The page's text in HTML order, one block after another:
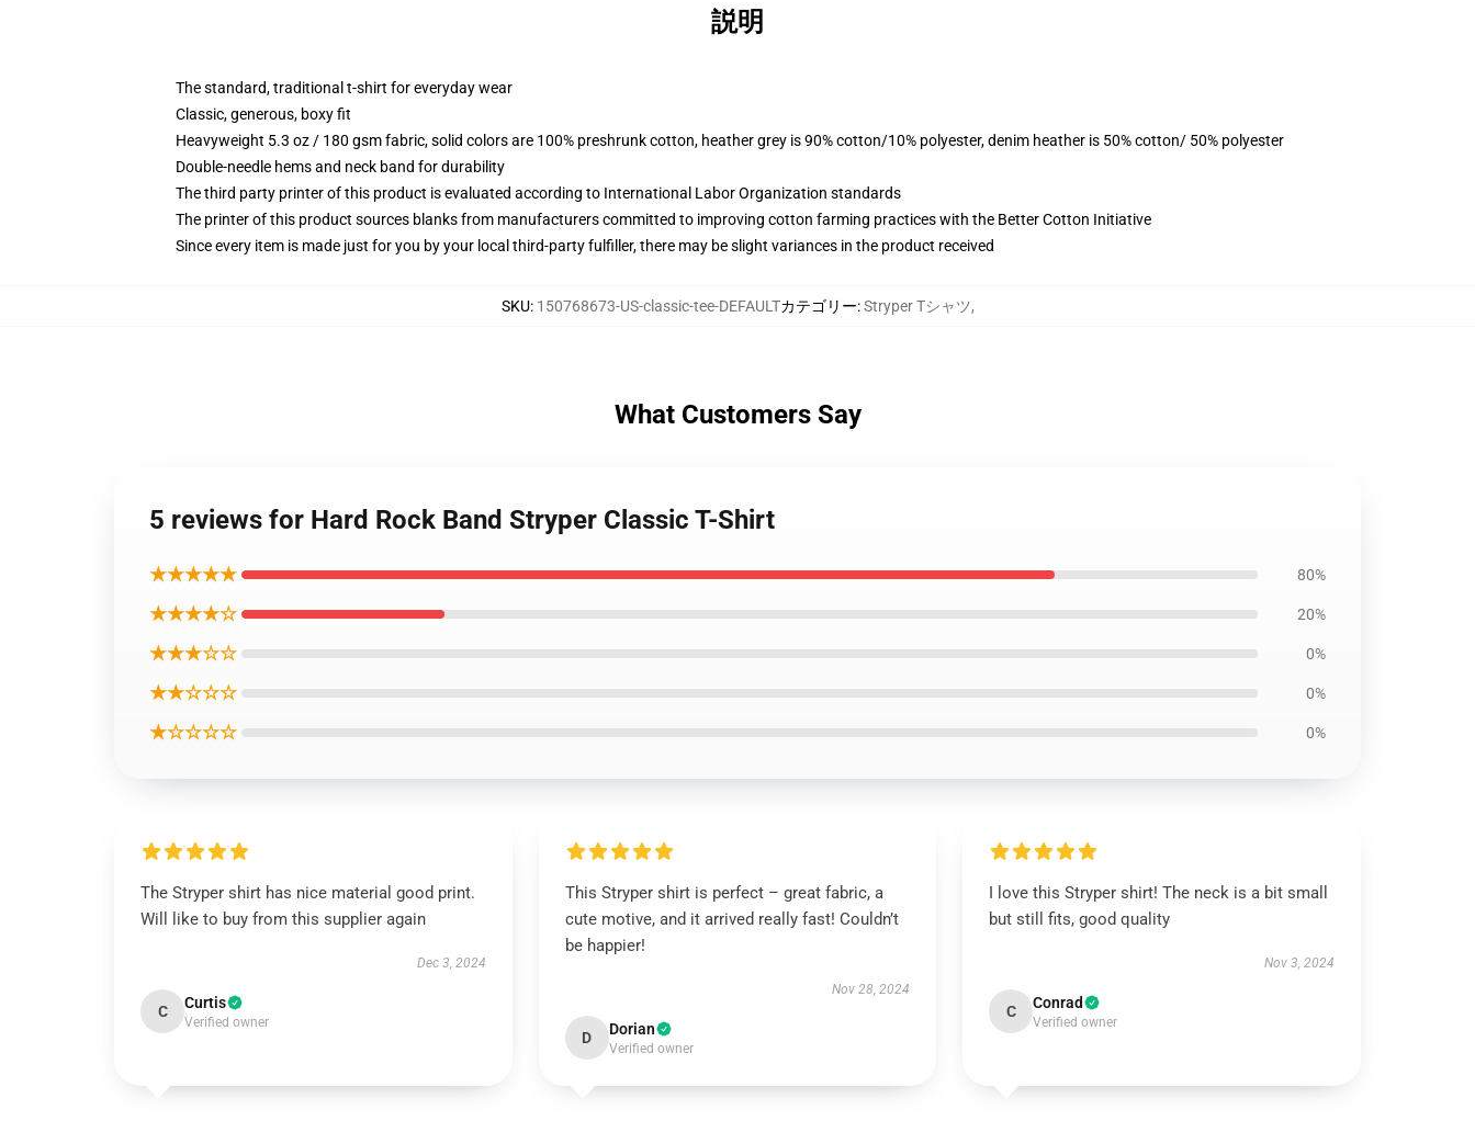
説明
The standard, traditional t-shirt for everyday wear
Classic, generous, boxy fit
Heavyweight 5.3 oz / 180 gsm fabric, solid colors are 100% preshrunk cotton, heather grey is 90% cotton/10% polyester, denim heather is 50% cotton/ 50% polyester
Double-needle hems and neck band for durability
The third party printer of this product is evaluated according to International Labor Organization standards
The printer of this product sources blanks from manufacturers committed to improving cotton farming practices with the Better Cotton Initiative
Since every item is made just for you by your local third-party fulfiller, there may be slight variances in the product received
SKU: 150768673-US-classic-tee-DEFAULTカテゴリー:Stryper Tシャツ,
What Customers Say
5 reviews for Hard Rock Band Stryper Classic T-Shirt
★★★★★ 80%
★★★★☆ 20%
★★★☆☆ 0%
★★☆☆☆ 0%
★☆☆☆☆ 0%
The Stryper shirt has nice material good print.
Will like to buy from this supplier again
Dec 3, 2024
C Curtis
Verified owner
This Stryper shirt is perfect – great fabric, a
cute motive, and it arrived really fast! Couldn’t
be happier!
Nov 28, 2024
D Dorian
Verified owner
I love this Stryper shirt! The neck is a bit small
but still fits, good quality
Nov 3, 2024
C Conrad
Verified owner